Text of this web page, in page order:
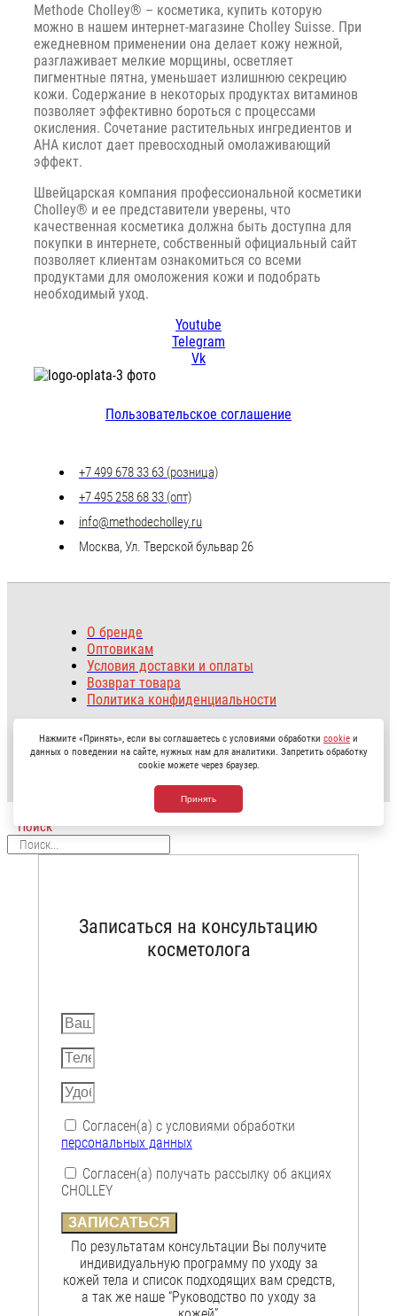
Methode Cholley® – косметика, купить которую
можно в нашем интернет-магазине Cholley Suisse. При
ежедневном применении она делает кожу нежной,
разглаживает мелкие морщины, осветляет
пигментные пятна, уменьшает излишнюю секрецию
кожи. Содержание в некоторых продуктах витаминов
позволяет эффективно бороться с процессами
окисления. Сочетание растительных ингредиентов и
АНА кислот дает превосходный омолаживающий
эффект.
Швейцарская компания профессиональной косметики
Cholley® и ее представители уверены, что
качественная косметика должна быть доступна для
покупки в интернете, собственный официальный сайт
позволяет клиентам ознакомиться со всеми
продуктами для омоложения кожи и подобрать
необходимый уход.
Youtube
Telegram
Vk
Пользовательское соглашение
+7 499 678 33 63 (розница)
+7 495 258 68 33 (опт)
info@methodecholley.ru
Москва, Ул. Тверской бульвар 26
О бренде
Оптовикам
Условия доставки и оплаты
Возврат товара
Политика конфиденциальности
Copyright © 2026 Cholley.SUISSE Профессиональная
косметика.
Нажмите «Принять», если вы соглашаетесь с условиями обработки cookie и
данных о поведении на сайте, нужных нам для аналитики. Запретить обработку
cookie можете через браузер.
Принять
Поиск
Записаться на консультацию
косметолога
Согласен(а) с условиями обработки
персональных данных
Согласен(а) получать рассылку об акциях
CHOLLEY
ЗАПИСАТЬСЯ
По результатам консультации Вы получите
индивидуальную программу по уходу за
кожей тела и список подходящих вам средств,
а так же наше “Руководство по уходу за